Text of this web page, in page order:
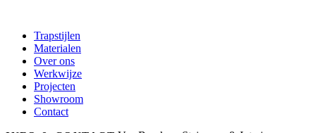
Trapstijlen
Materialen
Over ons
Werkwijze
Projecten
Showroom
Contact